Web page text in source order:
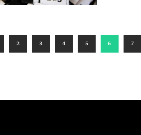
2 3 4 5 6 7